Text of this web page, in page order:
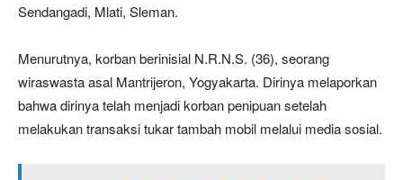
Sendangadi, Mlati, Sleman.
Menurutnya, korban berinisial N.R.N.S. (36), seorang
wiraswasta asal Mantrijeron, Yogyakarta. Dirinya melaporkan
bahwa dirinya telah menjadi korban penipuan setelah
melakukan transaksi tukar tambah mobil melalui media sosial.